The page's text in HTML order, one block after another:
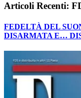
Articoli Recenti:
FEDELTÀ DEL
DISARMATA E…